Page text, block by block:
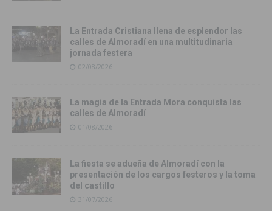
La Entrada Cristiana llena de esplendor las
calles de Almoradí en una multitudinaria
jornada festera
02/08/2026
La magia de la Entrada Mora conquista las
calles de Almoradí
01/08/2026
La fiesta se adueña de Almoradí con la
presentación de los cargos festeros y la toma
del castillo
31/07/2026